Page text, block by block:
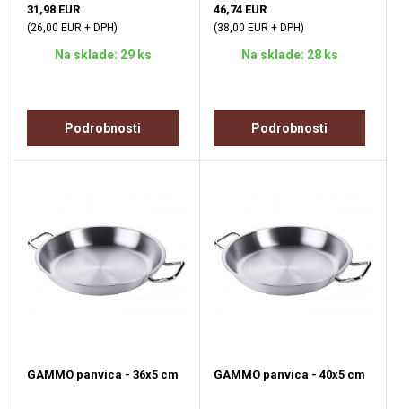
31,98 EUR
(26,00 EUR + DPH)
Na sklade: 29 ks
Podrobnosti
46,74 EUR
(38,00 EUR + DPH)
Na sklade: 28 ks
Podrobnosti
GAMMO panvica - 36x5 cm GAMMO panvica - 40x5 cm